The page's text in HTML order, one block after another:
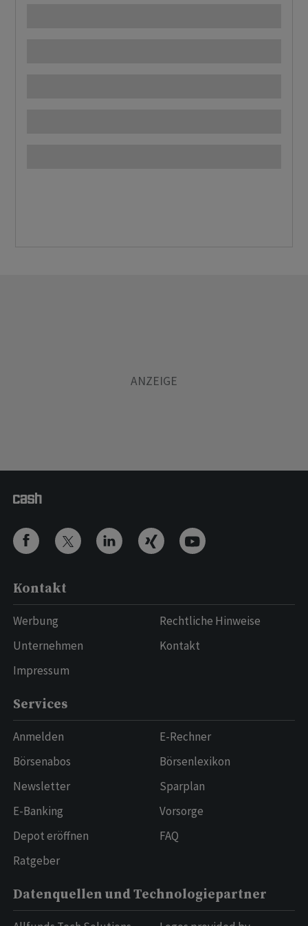
Kontakt
Werbung
Unternehmen
Impressum
Rechtliche Hinweise
Kontakt
Services
Anmelden
Börsenabos
Newsletter
E-Banking
Depot eröffnen
Ratgeber
E-Rechner
Börsenlexikon
Sparplan
Vorsorge
FAQ
Datenquellen und Technologiepartner